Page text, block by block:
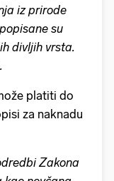
iz prirode
su
divljih vrsta.
platiti do
za naknadu
Zakona